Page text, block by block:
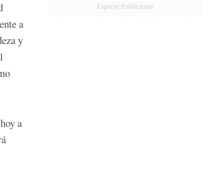
a
y
a
Espacio Publicitario